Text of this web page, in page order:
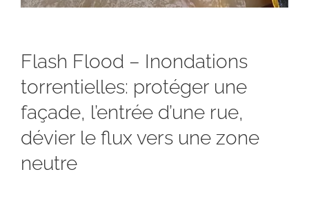
Flash Flood – Inondations
torrentielles: protéger une
façade, l’entrée d’une rue,
dévier le flux vers une zone
neutre